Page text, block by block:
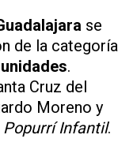
se
de la categoría
.
Cruz del
Moreno y
Popurrí Infantil.